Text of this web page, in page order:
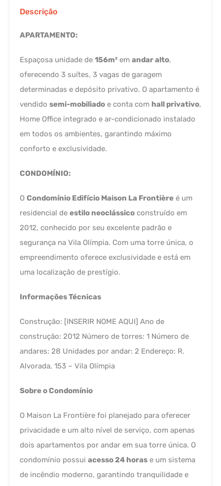
Descrição
APARTAMENTO:
Espaçosa unidade de 156m² em andar alto,
oferecendo 3 suítes, 3 vagas de garagem
determinadas e depósito privativo. O apartamento é
vendido semi-mobiliado e conta com hall privativo,
Home Office integrado e ar-condicionado instalado
em todos os ambientes, garantindo máximo
conforto e exclusividade.
CONDOMÍNIO:
O Condomínio Edifício Maison La Frontière é um
residencial de estilo neoclássico construído em
2012, conhecido por seu excelente padrão e
segurança na Vila Olímpia. Com uma torre única, o
empreendimento oferece exclusividade e está em
uma localização de prestígio.
Informações Técnicas
Construção: [INSERIR NOME AQUI] Ano de
construção: 2012 Número de torres: 1 Número de
andares: 28 Unidades por andar: 2 Endereço: R.
Alvorada, 153 – Vila Olímpia
Sobre o Condomínio
O Maison La Frontière foi planejado para oferecer
privacidade e um alto nível de serviço, com apenas
dois apartamentos por andar em sua torre única. O
condomínio possui acesso 24 horas e um sistema
de incêndio moderno, garantindo tranquilidade e